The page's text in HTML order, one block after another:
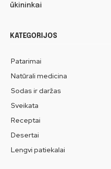
ūkininkai
KATEGORIJOS
Patarimai
Natūrali medicina
Sodas ir daržas
Sveikata
Receptai
Desertai
Lengvi patiekalai